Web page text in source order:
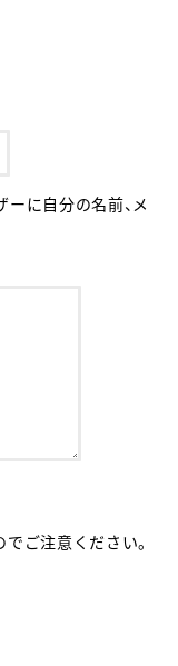
に自分の名前、メ
ご注意ください。